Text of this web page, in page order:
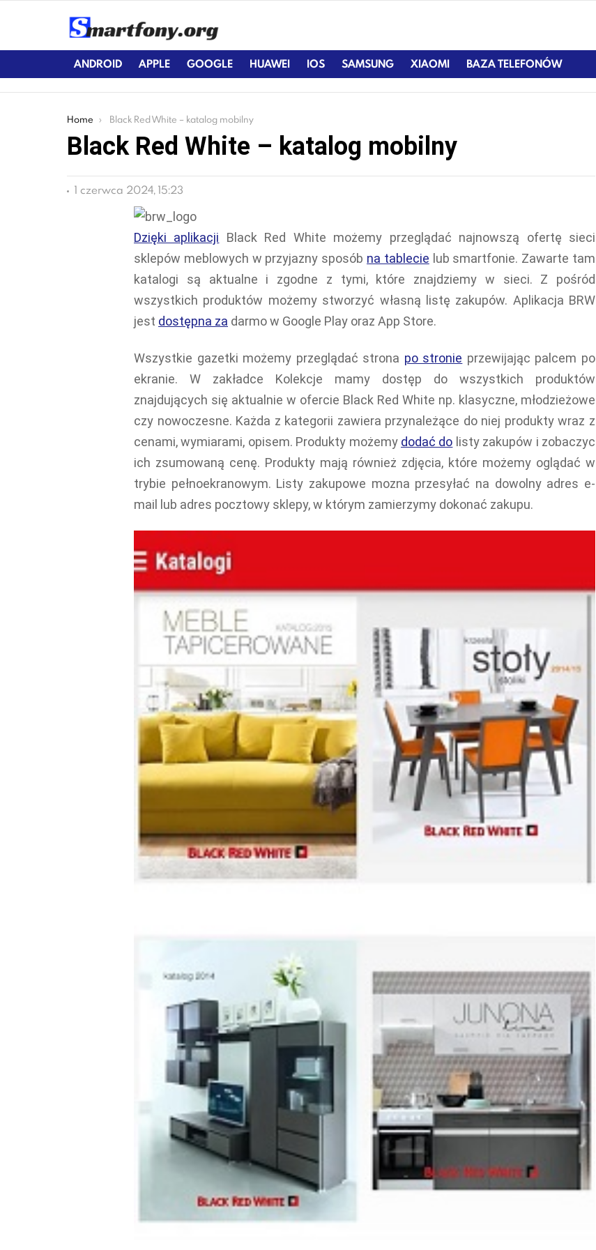
ANDROID APPLE GOOGLE HUAWEI IOS SAMSUNG XIAOMI BAZA TELEFONÓW
You are here:
Home Black Red White – katalog mobilny
Black Red White – katalog mobilny
1 czerwca 2024, 15:23
Dzięki aplikacji Black Red White możemy przeglądać najnowszą ofertę sieci
sklepów meblowych w przyjazny sposób na tablecie lub smartfonie. Zawarte tam
katalogi są aktualne i zgodne z tymi, które znajdziemy w sieci. Z pośród
wszystkich produktów możemy stworzyć własną listę zakupów. Aplikacja BRW
jest dostępna za darmo w Google Play oraz App Store.
Wszystkie gazetki możemy przeglądać strona po stronie przewijając palcem po
ekranie. W zakładce Kolekcje mamy dostęp do wszystkich produktów
znajdujących się aktualnie w ofercie Black Red White np. klasyczne, młodzieżowe
czy nowoczesne. Każda z kategorii zawiera przynależące do niej produkty wraz z
cenami, wymiarami, opisem. Produkty możemy dodać do listy zakupów i zobaczyc
ich zsumowaną cenę. Produkty mają również zdjęcia, które możemy oglądać w
trybie pełnoekranowym. Listy zakupowe mozna przesyłać na dowolny adres e-
mail lub adres pocztowy sklepy, w którym zamierzymy dokonać zakupu.